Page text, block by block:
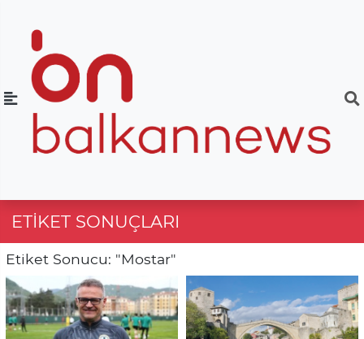
ETIKET SONUÇLARI
Etiket Sonucu: "Mostar"